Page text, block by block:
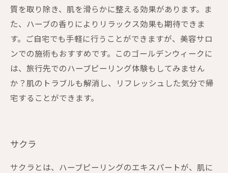
質を取り除き、肌を滑らかに整える効果があります。ま
た、ハーブの香りによりリラックス効果も期待できま
す。ご自宅でも手軽に行うことができますが、美容サロ
ンでの施術もおすすめです。このゴールデンウィークに
は、旅行先でのハーブピーリング体験もしてみません
か？肌のトラブルも解消し、リフレッシュした気分で帰
宅することができます。
サクラ
サクラとは、ハーブピーリングのエキスパートが、肌に